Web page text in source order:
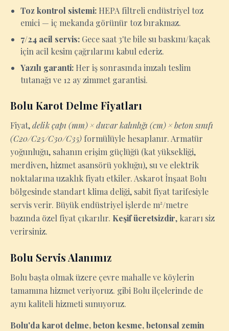
Toz kontrol sistemi: HEPA filtreli endüstriyel toz
emici — iç mekanda görünür toz bırakmaz.
7/24 acil servis: Gece saat 3'te bile su baskını/kaçak
için acil kesim çağrılarını kabul ederiz.
Yazılı garanti: Her iş sonrasında imzalı teslim
tutanağı ve 12 ay zimmet garantisi.
Bolu Karot Delme Fiyatları
Fiyat,delik çapı (mm) × duvar kalınlığı (cm) × beton sınıfı
(C20/C25/C30/C35) formülüyle hesaplanır. Armatür
yoğunluğu, sahanın erişim güçlüğü (kat yüksekliği,
merdiven, hizmet asansörü yokluğu), su ve elektrik
noktalarına uzaklık fiyatı etkiler. Askarot İnşaat Bolu
bölgesinde standart klima deliği, sabit fiyat tarifesiyle
servis verir. Büyük endüstriyel işlerde m²/metre
bazında özel fiyat çıkarılır. Keşif ücretsizdir, kararı siz
verirsiniz.
Bolu Servis Alanımız
Bolu başta olmak üzere çevre mahalle ve köylerin
tamamına hizmet veriyoruz. gibi Bolu ilçelerinde de
aynı kaliteli hizmeti sunuyoruz.
Bolu'da karot delme, beton kesme, betonsal zemin